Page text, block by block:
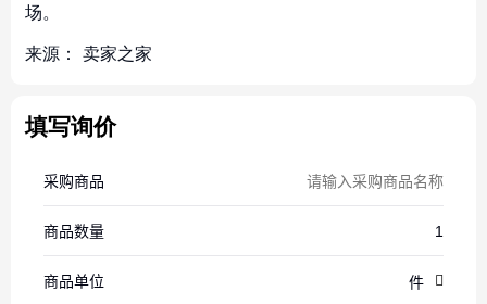
场。
来源： 卖家之家
填写询价